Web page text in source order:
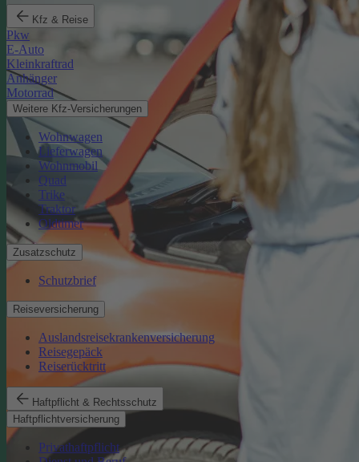
Kfz & Reise
Pkw
E-Auto
Kleinkraftrad
Anhänger
Motorrad
Weitere Kfz-Versicherungen
Wohnwagen
Lieferwagen
Wohnmobil
Quad
Trike
Traktor
Oldtimer
Zusatzschutz
Schutzbrief
Reiseversicherung
Auslandsreisekrankenversicherung
Reisegepäck
Reiserücktritt
Haftpflicht & Rechtsschutz
Haftpflichtversicherung
Privathaftpflicht